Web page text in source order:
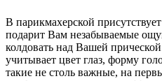
В парикмахерской
подарит Вам незабываемые
колдовать над Вашей
учитывает цвет глаз, форму
такие не столь важные, на